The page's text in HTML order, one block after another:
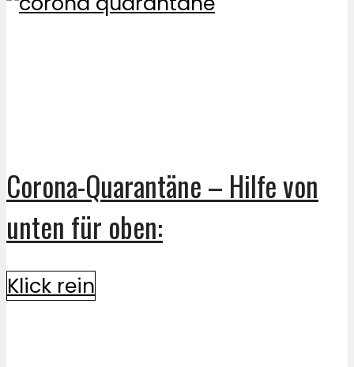
Corona-Quarantäne – Hilfe von
unten für oben:
Klick rein